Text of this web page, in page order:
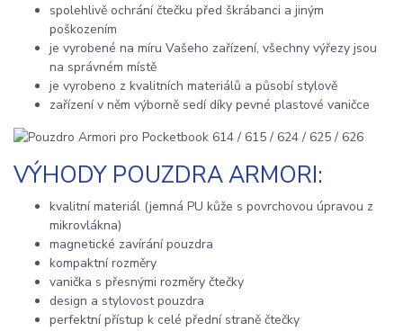
spolehlivě ochrání čtečku před škrábanci a jiným
poškozením
je vyrobené na míru Vašeho zařízení, všechny výřezy jsou
na správném místě
je vyrobeno z kvalitních materiálů a působí stylově
zařízení v něm výborně sedí díky pevné plastové vaničce
VÝHODY POUZDRA ARMORI:
kvalitní materiál (jemná PU kůže s povrchovou úpravou z
mikrovlákna)
magnetické zavírání pouzdra
kompaktní rozměry
vanička s přesnými rozměry čtečky
design a stylovost pouzdra
perfektní přístup k celé přední straně čtečky